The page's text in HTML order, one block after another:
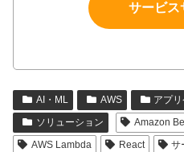
サービス
AI・ML AWS アプ
ソリューション
Amazon
AWS Lambda
React
サ